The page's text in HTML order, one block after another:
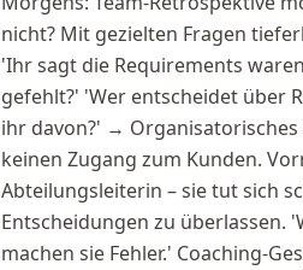
nicht? Mit gezielten Fragen
'Ihr sagt die Requirements
gefehlt?' 'Wer entscheidet über
ihr davon?' →
keinen Zugang zum Kunden.
Abteilungsleiterin – sie tut sich
Entscheidungen zu überlassen.
machen sie Fehler.' Coaching-